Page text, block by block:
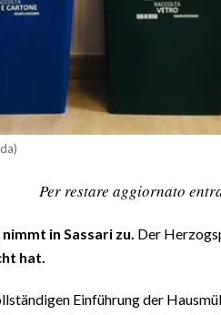
Per restare aggiornato
in Sassari zu. Der
hat.
Einführung der